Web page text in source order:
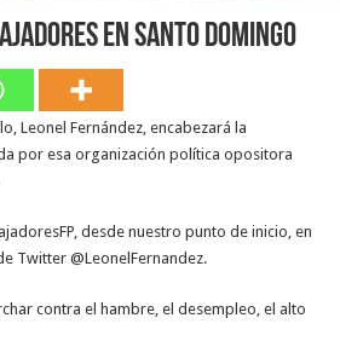
en Santo Domingo
Leonel Fernández, encabezará la
por esa organización política opositora
desde nuestro punto de inicio, en
Twitter @LeonelFernandez.
contra el hambre, el desempleo, el alto